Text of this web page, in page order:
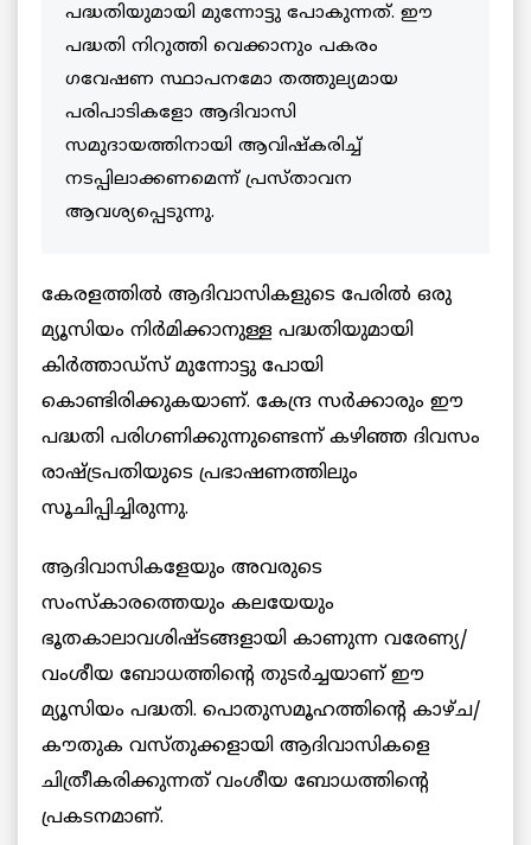
പദ്ധതിയുമായി മുന്നോട്ടു പോകുന്നത്. ഈ
പദ്ധതി നിറുത്തി വെക്കാനും പകരം
ഗവേഷണ സ്ഥാപനമോ തത്തുല്യമായ
പരിപാടികളോ ആദിവാസി
സമുദായത്തിനായി ആവിഷ്കരിച്ച്
നടപ്പിലാക്കണമെന്ന് പ്രസ്താവന
ആവശ്യപ്പെടുന്നു.
കേരളത്തിൽ ആദിവാസികളുടെ പേരിൽ ഒരു
മ്യൂസിയം നിർമിക്കാനുള്ള പദ്ധതിയുമായി
കിർത്താഡ്സ് മുന്നോട്ടു പോയി
കൊണ്ടിരിക്കുകയാണ്. കേന്ദ്ര സർക്കാരും ഈ
പദ്ധതി പരിഗണിക്കുന്നുണ്ടെന്ന് കഴിഞ്ഞ ദിവസം
രാഷ്ട്രപതിയുടെ പ്രഭാഷണത്തിലും
സൂചിപ്പിച്ചിരുന്നു.
ആദിവാസികളേയും അവരുടെ
സംസ്കാരത്തെയും കലയേയും
ഭൂതകാലാവശിഷ്ടങ്ങളായി കാണുന്ന വരേണ്യ/
വംശീയ ബോധത്തിന്റെ തുടർച്ചയാണ് ഈ
മ്യൂസിയം പദ്ധതി. പൊതുസമൂഹത്തിന്റെ കാഴ്ച/
കൗതുക വസ്തുക്കളായി ആദിവാസികളെ
ചിത്രീകരിക്കുന്നത് വംശീയ ബോധത്തിന്റെ
പ്രകടനമാണ്.